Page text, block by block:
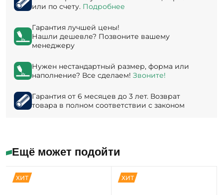
или по счету. Подробнее
Гарантия лучшей цены!
Нашли дешевле? Позвоните вашему
менеджеру
Нужен нестандартный размер, форма или
наполнение? Все сделаем! Звоните!
Гарантия от 6 месяцев до 3 лет. Возврат
товара в полном соответствии с законом
Ещё может подойти
ХИТ ХИТ